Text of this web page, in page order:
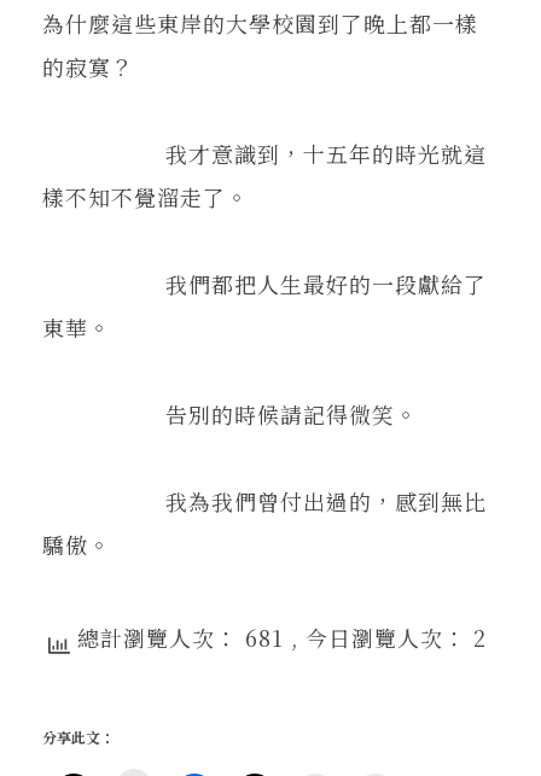
為什麼這些東岸的大學校園到了晚上都一樣
的寂寞？
我才意識到，十五年的時光就這
樣不知不覺溜走了。
我們都把人生最好的一段獻給了
東華。
告別的時候請記得微笑。
我為我們曾付出過的，感到無比
驕傲。
總計瀏覽人次： 681 , 今日瀏覽人次： 2
分享此文：